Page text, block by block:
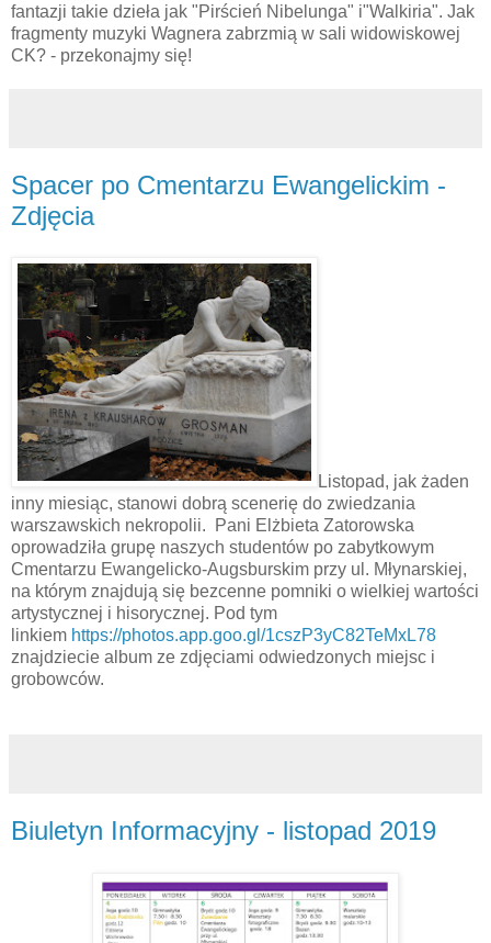
fantazji takie dzieła jak "Pirścień Nibelunga" i"Walkiria". Jak
fragmenty muzyki Wagnera zabrzmią w sali widowiskowej
CK? - przekonajmy się!
Spacer po Cmentarzu Ewangelickim -
Zdjęcia
Listopad, jak żaden
inny miesiąc, stanowi dobrą scenerię do zwiedzania
warszawskich nekropolii. Pani Elżbieta Zatorowska
oprowadziła grupę naszych studentów po zabytkowym
Cmentarzu Ewangelicko-Augsburskim przy ul. Młynarskiej,
na którym znajdują się bezcenne pomniki o wielkiej wartości
artystycznej i hisorycznej. Pod tym
linkiem https://photos.app.goo.gl/1cszP3yC82TeMxL78
znajdziecie album ze zdjęciami odwiedzonych miejsc i
grobowców.
Biuletyn Informacyjny - listopad 2019